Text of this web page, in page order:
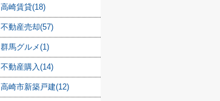
高崎賃貸(18)
不動産売却(57)
群馬グルメ(1)
不動産購入(14)
高崎市新築戸建(12)